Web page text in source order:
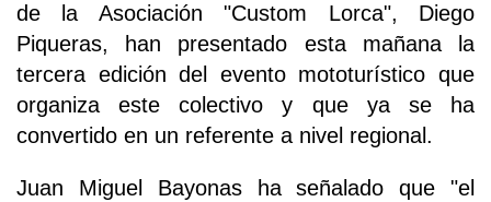
de la Asociación "Custom Lorca", Diego
Piqueras, han presentado esta mañana la
tercera edición del evento mototurístico que
organiza este colectivo y que ya se ha
convertido en un referente a nivel regional.
Juan Miguel Bayonas ha señalado que "el